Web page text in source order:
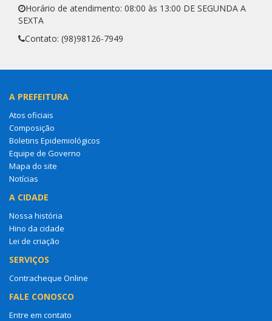
Horário de atendimento: 08:00 às 13:00 DE SEGUNDA A
SEXTA
Contato: (98)98126-7949
A PREFEITURA
Atos oficiais
Composição
Boletins Epidemiológicos
Equipe de Governo
Mapa do site
Notícias
A CIDADE
Nossa história
Hino da cidade
Lei de criação
SERVIÇOS
Contracheque Online
FALE CONOSCO
Entre em contato